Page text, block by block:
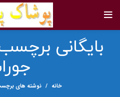
بایگانی
خانه نوشته های